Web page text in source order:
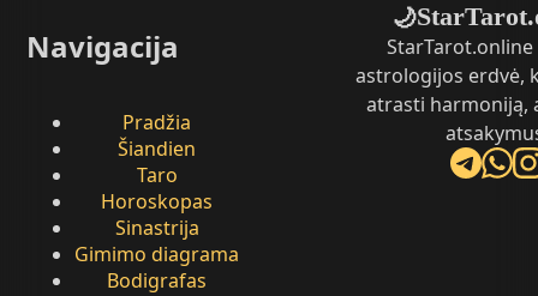
Navigacija
Pradžia
Šiandien
Taro
Horoskopas
Sinastrija
Gimimo diagrama
Bodigrafas
🌙
StarTarot.online
astrologijos erdvė,
atrasti harmoniją,